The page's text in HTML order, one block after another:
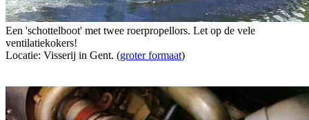
Een 'schottelboot' met twee roerpropellors. Let op de vele
ventilatiekokers!
Locatie: Visserij in Gent. (groter formaat)